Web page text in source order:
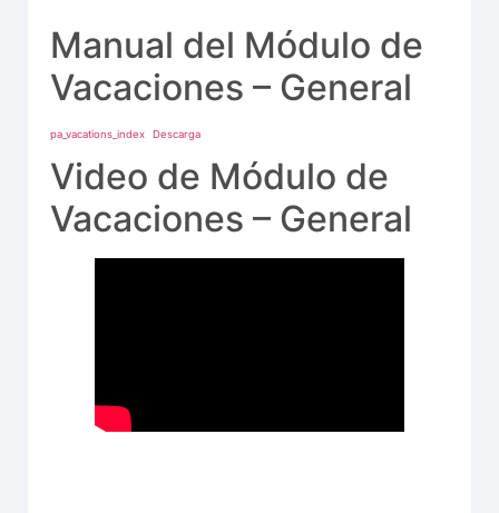
Manual del Módulo de
Vacaciones – General
pa_vacations_index Descarga
Video de Módulo de
Vacaciones – General